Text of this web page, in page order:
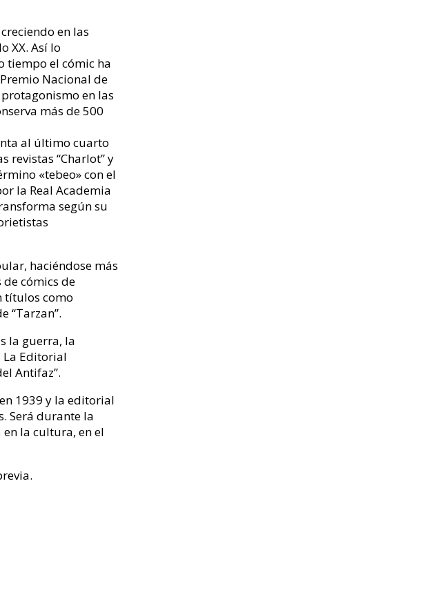
en las
XX. Así lo
tiempo el cómic ha
Nacional de
en las
más de 500
al último cuarto
revistas “Charlot” y
«tebeo» con el
la Real Academia
según su
haciéndose más
cómics de
títulos como
“Tarzan”.
la guerra, la
Editorial
Antifaz”.
1939 y la editorial
Será durante la
la cultura, en el